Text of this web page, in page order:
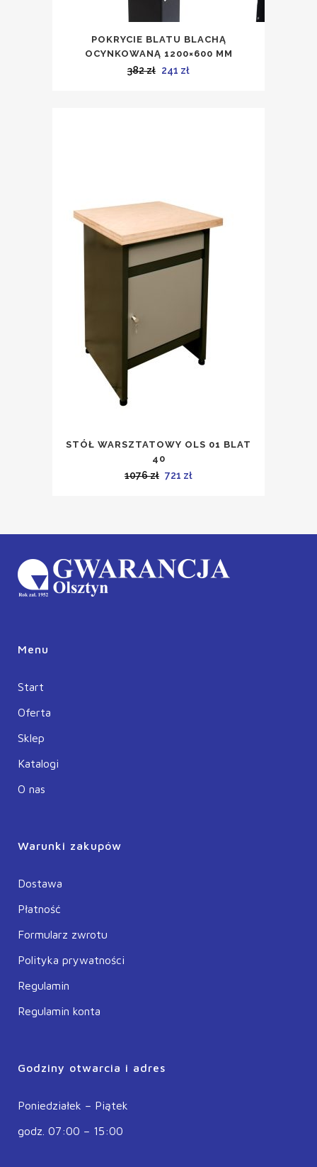
POKRYCIE BLATU BLACHĄ
OCYNKOWANĄ 1200×600 MM
382zł Pierwotna
241 złAktualna
STÓŁ WARSZTATOWY OLS 01 BLAT
40
1076zł Pierwotna
721 złAktualna
Menu
Start
Oferta
Sklep
Katalogi
O nas
Warunki zakupów
Dostawa
Płatność
Formularz zwrotu
Polityka prywatności
Regulamin
Regulamin konta
Godziny otwarcia i adres
Poniedziałek – Piątek
godz. 07:00 – 15:00